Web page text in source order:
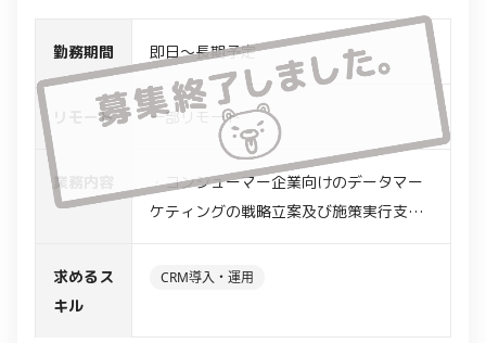
勤務期間 即日～長期予定
リモート 一部リモート
業務内容
・コンシューマー企業向けのデータマー
ケティングの戦略立案及び施策実行支援
用した分析の提案
求めるス
キル
CRM導入・運用